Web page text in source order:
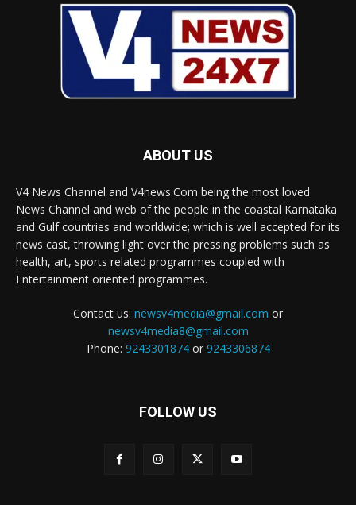
ABOUT US
V4 News Channel and V4news.Com being the most loved
News Channel and web of the people in the coastal Karnataka
and Gulf countries and worldwide; which is well accepted for its
news cast, throwing light over the pressing problems such as
health, art, sports related programmes coupled with
Entertainment oriented programmes.
Contact us: newsv4media@gmail.com or
newsv4media8@gmail.com
Phone: 9243301874or 9243306874
FOLLOW US